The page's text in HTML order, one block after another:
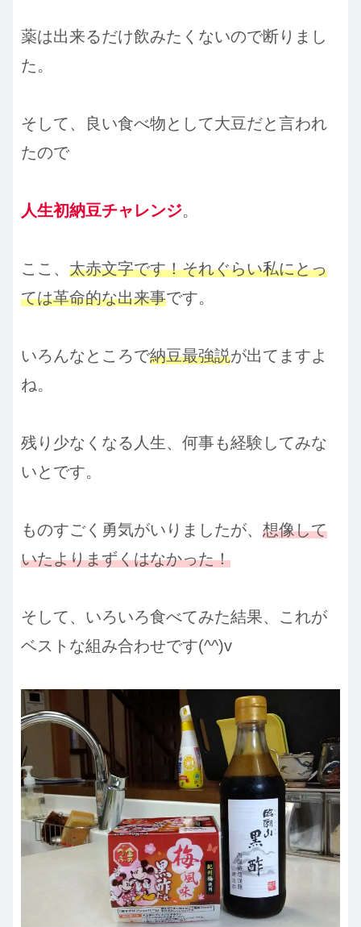
薬は出来るだけ飲みたくないので断りまし
た。
そして、良い食べ物として大豆だと言われ
たので
人生初納豆チャレンジ。
ここ、 太赤文字です！それぐらい私にとっ
ては革命的な出来事です。
いろんなところで納豆最強説が出てますよ
ね。
残り少なくなる人生、何事も経験してみな
いとです。
ものすごく勇気がいりましたが、 想像して
いたよりまずくはなかった！
そして、いろいろ食べてみた結果、これが
ベストな組み合わせです(^^)v